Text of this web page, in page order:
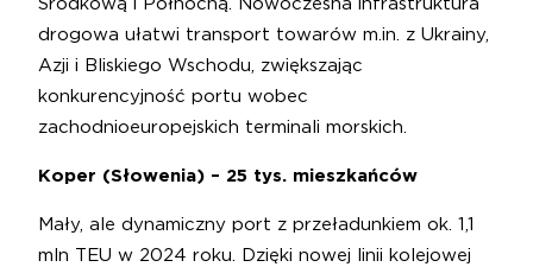
Środkową i Północną. Nowoczesna infrastruktura
drogowa ułatwi transport towarów m.in. z Ukrainy,
Azji i Bliskiego Wschodu, zwiększając
konkurencyjność portu wobec
zachodnioeuropejskich terminali morskich.
Koper (Słowenia) – 25 tys. mieszkańców
Mały, ale dynamiczny port z przeładunkiem ok. 1,1
mln TEU w 2024 roku. Dzięki nowej linii kolejowej